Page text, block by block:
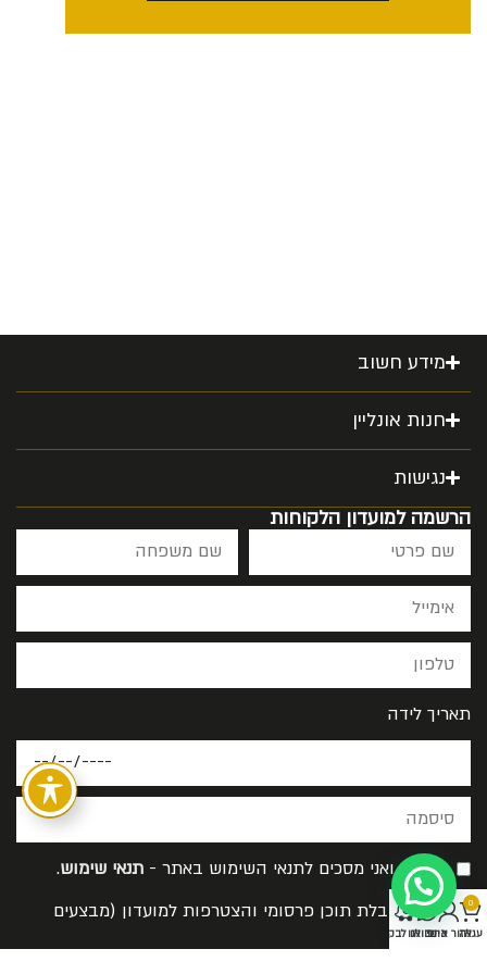
מידע חשוב
חנות אונליין
נגישות
הרשמה למועדון הלקוחות
תאריך לידה
קראתי ואני מסכים לתנאי השימוש באתר - תנאי שימוש.
אישור קבלת תוכן פרסומי והצטרפות למועדון (מבצעים
והנחות)
0
עגלהאזור אישיכתבו לנובואו לבקר